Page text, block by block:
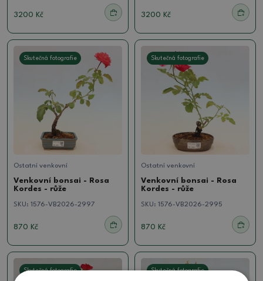
3200 Kč 3200 Kč
Skutečná fotografie
Ostatní venkovní
Venkovní bonsai - Rosa
Kordes - růže
SKU: 1576-VB2026-2997
870 Kč
Skutečná fotografie
Ostatní venkovní
Venkovní bonsai - Rosa
Kordes - růže
SKU: 1576-VB2026-2995
870 Kč
Skutečná fotografie Skutečná fotografie